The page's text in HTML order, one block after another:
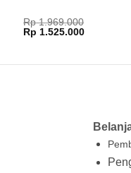
Rp1.969.000
Harga
aslinya
Rp 1.525.000Harga